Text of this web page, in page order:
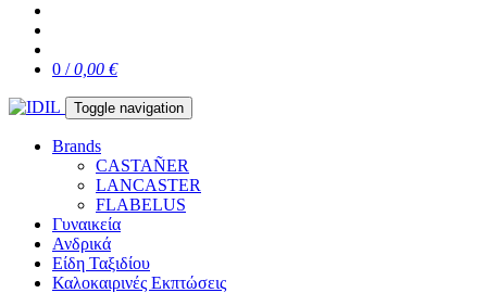
0 /0,00 €
Toggle navigation
Brands
CASTAÑER
LANCASTER
FLABELUS
Γυναικεία
Ανδρικά
Είδη Ταξιδίου
Καλοκαιρινές Εκπτώσεις